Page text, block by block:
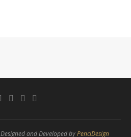
and Developed byPenciDesign